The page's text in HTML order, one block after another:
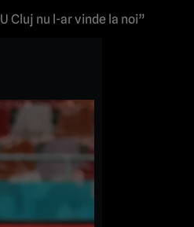
Cluj nu l-ar vinde la noi”